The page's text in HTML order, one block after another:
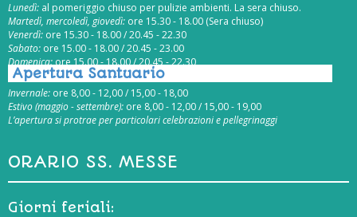
Lunedì: al pomeriggio chiuso per pulizie ambienti. La sera chiuso.
Martedì, mercoledì, giovedì: ore 15.30 - 18.00 (Sera chiuso)
Venerdì: ore 15.30 - 18.00 / 20.45 - 22.30
Sabato: ore 15.00 - 18.00 / 20.45 - 23.00
Domenica:ore 15.00 - 18.00 / 20.45 - 22.30
Apertura Santuario
Invernale: ore 8,00 - 12,00 / 15,00 - 18,00
Estivo (maggio - settembre): ore 8,00 - 12,00 / 15,00 - 19,00
L’apertura si protrae per particolari celebrazioni e pellegrinaggi
ORARIO SS. MESSE
Giorni feriali: